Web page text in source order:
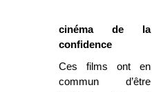
cinéma de la
confidence
Ces films ont en
commun d’être